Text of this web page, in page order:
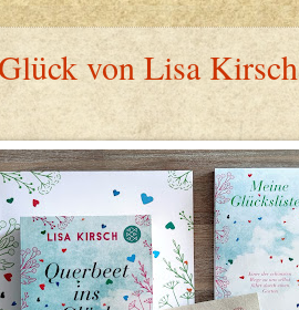
von Lisa Kirsch